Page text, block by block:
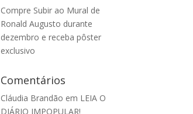
Compre Subir ao Mural de
Ronald Augusto durante
dezembro e receba pôster
exclusivo
Comentários
Cláudia Brandão em LEIA O
DIÁRIO IMPOPULAR!